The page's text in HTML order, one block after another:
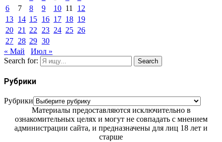
6
7 8 9 10 11
12
13 14 15 16 17 18 19
20 21 22 23 24 25 26
27 28 29 30
« Май
Июл »
Search for:
Search
Рубрики
Рубрики
Материалы предоставляются исключительно в
ознакомительных целях и могут не совпадать с мнением
администрации сайта, и предназначены для лиц 18 лет и
старше